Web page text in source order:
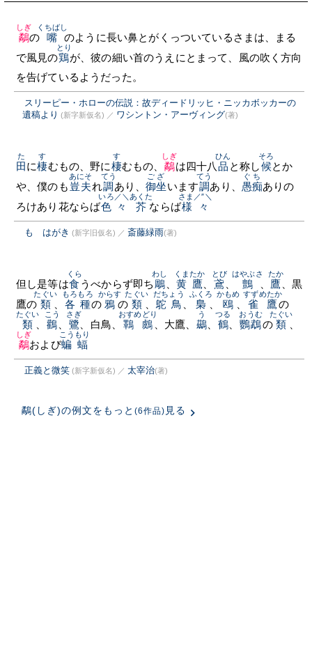
鷸
しぎ
の 嘴
くちばし
のように長い鼻とがくっついているさまは、まる
で風見の鶏
とり
が、彼の細い首のうえにとまって、風の吹く方向
を告げているようだった。
スリーピー・ホローの伝説：故ディードリッヒ・ニッカボッカーの
遺稿より (新字新仮名) ／ ワシントン・アーヴィング(著)
田
た
に棲
す
むもの、野に棲
す
むもの、 鷸
しぎ
は四十八品
ひん
と称し候
そろ
とか
や、僕のも 豈夫
あにそ
れ調
てう
あり、御坐
ござ
います調
てう
あり、 愚痴
ぐち
ありの
ろけあり花ならば色々
いろ／＼
芥
あくた
ならば様々
さま／″＼
もゝはがき (新字旧仮名) ／ 斎藤緑雨(著)
但し是等は食
くら
うべからず即ち 鵰
わし
黄鷹
くまたか
鳶
とび
鸇
はやぶさ
鷹
たか
、黒
鷹の 類
たぐい
各種
もろもろ
の 鴉
からす
の 類
たぐい
鴕鳥
だちょう
梟
ふくろ
鴎
かもめ
雀鷹
すずめたか
の
類
たぐい
鸛
こう
鷺
さぎ
、白鳥、 鸅鸆
おすめどり
、大鷹、 鷀
う
、 鶴
つる
鸚鵡
おうむ
の 類
たぐい
鷸
しぎ
および蝙蝠
こうもり
正義と微笑 (新字新仮名) ／ 太宰治(著)
鷸(しぎ)の例文をもっと (6作品) 見る